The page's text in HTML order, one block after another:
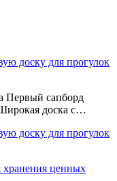
доску для прогулок
Первый сапборд
доска с…
доску для прогулок
хранения ценных